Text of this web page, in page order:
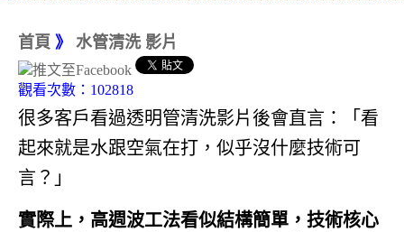
首頁 》 水管清洗 影片
觀看次數：102818
很多客戶看過透明管清洗影片後會直言：「看
起來就是水跟空氣在打，似乎沒什麼技術可
言？」
實際上，高週波工法看似結構簡單，技術核心